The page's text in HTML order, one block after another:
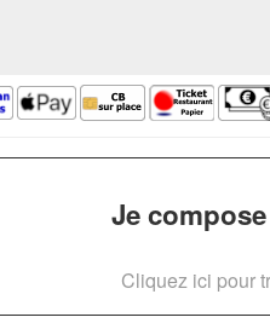
Je
Cliquez ici pour